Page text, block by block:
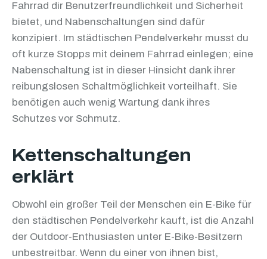
Fahrrad dir Benutzerfreundlichkeit und Sicherheit
bietet, und Nabenschaltungen sind dafür
konzipiert. Im städtischen Pendelverkehr musst du
oft kurze Stopps mit deinem Fahrrad einlegen; eine
Nabenschaltung ist in dieser Hinsicht dank ihrer
reibungslosen Schaltmöglichkeit vorteilhaft. Sie
benötigen auch wenig Wartung dank ihres
Schutzes vor Schmutz.
Kettenschaltungen
erklärt
Obwohl ein großer Teil der Menschen ein E-Bike für
den städtischen Pendelverkehr kauft, ist die Anzahl
der Outdoor-Enthusiasten unter E-Bike-Besitzern
unbestreitbar. Wenn du einer von ihnen bist,